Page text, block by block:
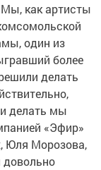
Мы, как артисты
один из
более
делать
делать мы
«Эфир»
Юля Морозова,
довольно